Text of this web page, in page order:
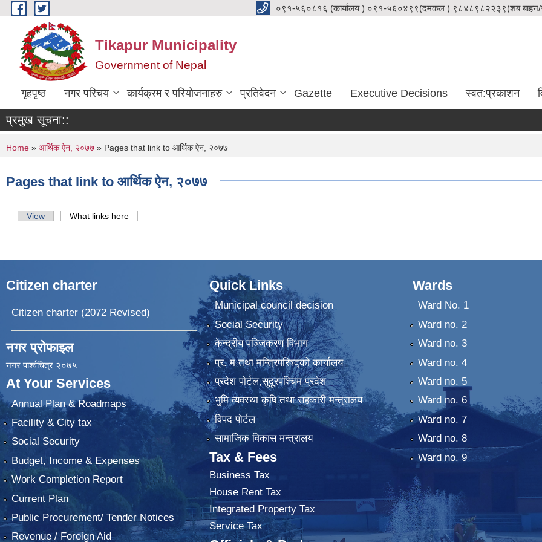
Skip to main content ०९१-५६०८१६ (कार्यालय ) ०९१-५६०४९९(दमकल ) ९८४८९८२२३९(शब
Tikapur Municipality
Government of Nepal
गृहपृष्ठ नगर परिचय कार्यक्रम र परियोजनाहरु प्रतिवेदन Gazette Executive Decisions स्वत:प्रकाशन
प्रमुख सूचना::
You are here
Home » आर्थिक ऐन, २०७७ » Pages that link to आर्थिक ऐन, २०७७
Pages that link to आर्थिक ऐन, २०७७
Primary tabs
View What links here
Citizen charter
Citizen charter (2072 Revised)
नगर प्रोफाइल
नगर पार्श्वचित्र २०७५
At Your Services
Annual Plan & Roadmaps
Facility & City tax
Social Security
Budget, Income & Expenses
Work Completion Report
Current Plan
Public Procurement/ Tender Notices
Revenue / Foreign Aid
Quick Links
Municipal council decision
Social Security
केन्द्रीय पञ्जिकरण विभाग
प्र. म तथा मन्त्रिपरिषद्को कार्यालय
प्रदेश पाेर्टल,सुदूरपश्चिम प्रदेश
भुमि व्यवस्था कृषि तथा सहकारी मन्त्रालय
विपद पोर्टल
सामाजिक विकास मन्त्रालय
Tax & Fees
Business Tax
House Rent Tax
Integrated Property Tax
Service Tax
Wards
Ward No. 1
Ward no. 2
Ward no. 3
Ward no. 4
Ward no. 5
Ward no. 6
Ward no. 7
Ward no. 8
Ward no. 9